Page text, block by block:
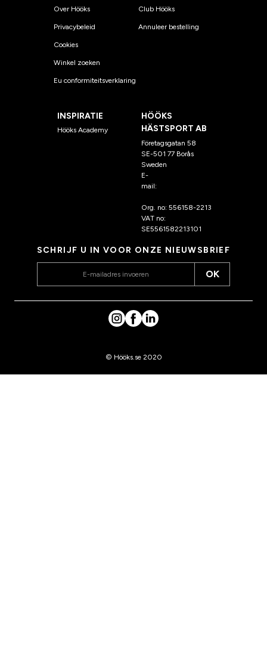
Over Hööks
Privacybeleid
Cookies
Winkel zoeken
Eu conformiteitsverklaring
Club Hööks
Annuleer bestelling
INSPIRATIE
Hööks Academy
HÖÖKS
HÄSTSPORT AB
Företagsgatan 58
SE-501 77 Borås
Sweden
E-
mail:
Org. no: 556158-2213
VAT no:
SE5561582213101
SCHRIJF U IN VOOR ONZE NIEUWSBRIEF
OK
© Hööks.se 2020